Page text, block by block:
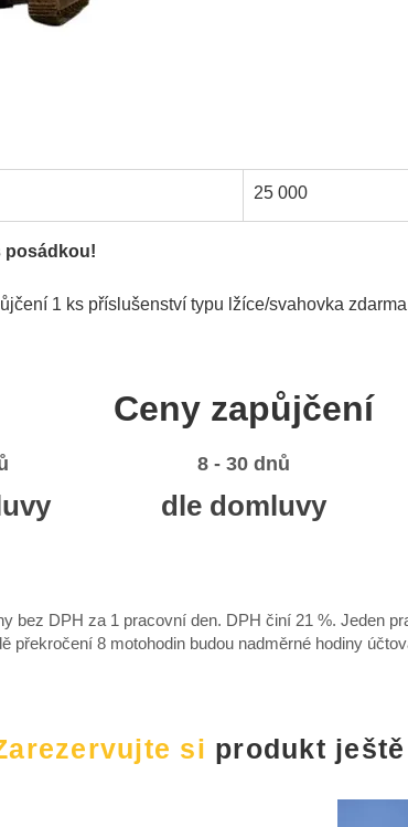
25 000
posádkou!
1 ks příslušenství typu lžíce/svahovka
Ceny zapůjčení
8 - 30 dnů
dle domluvy
bez DPH za 1 pracovní den. DPH činí 21 %. Jeden
překročení 8 motohodin budou nadměrné hodiny
si produkt